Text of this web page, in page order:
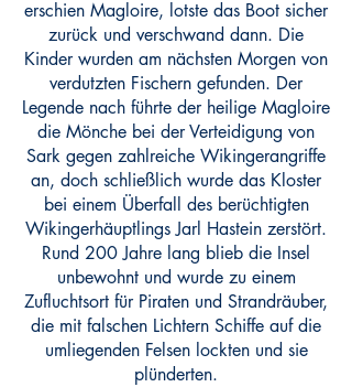
erschien Magloire, lotste das Boot sicher
zurück und verschwand dann. Die
Kinder wurden am nächsten Morgen von
verdutzten Fischern gefunden. Der
Legende nach führte der heilige Magloire
die Mönche bei der Verteidigung von
Sark gegen zahlreiche Wikingerangriffe
an, doch schließlich wurde das Kloster
bei einem Überfall des berüchtigten
Wikingerhäuptlings Jarl Hastein zerstört.
Rund 200 Jahre lang blieb die Insel
unbewohnt und wurde zu einem
Zufluchtsort für Piraten und Strandräuber,
die mit falschen Lichtern Schiffe auf die
umliegenden Felsen lockten und sie
plünderten.